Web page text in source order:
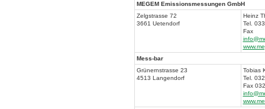
MEGEM Emissionsmessungen GmbH
Zelgstrasse 72
3661 Uetendorf
Heinz
Tel.
Fax
Mess-bar
Grünernstrasse 23
4513 Langendorf
Tobias
Tel.
Fax